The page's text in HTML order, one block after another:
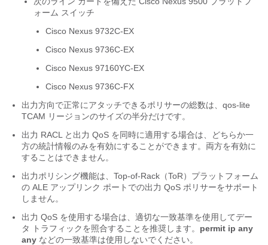
ォーム スイッチ
Cisco Nexus 9732C-EX
Cisco Nexus 9736C-EX
Cisco Nexus 97160YC-EX
Cisco Nexus 9736C-FX
出力方向で正常にアタッチできるポリサーの総数は、qos-lite
TCAM リージョンのサイズの半分だけです。
出力 RACL と出力 QoS を同時に適用する場合は、どちらか一
方の統計情報のみを有効にすることができます。両方を有効に
することはできません。
出力ポリシング機能は、Top-of-Rack（ToR）プラットフォーム
の ALE アップリンク ポートでの出力 QoS ポリサーをサポート
しません。
出力 QoS を使用する場合は、適切な一致基準を使用してデー
タ トラフィックを照合することを推奨します。 permit ip any
any などの一致基準は使用しないでください。